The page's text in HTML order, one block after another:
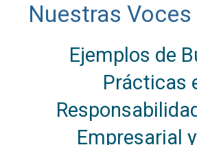
Nuestras Voces
Ejemplos de
Prácticas
Empresarial